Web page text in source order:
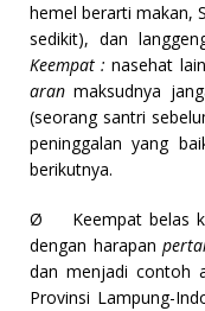
hemel berarti makan,
sedikit), dan
Keempat :nasehat
aran maksudnya
(seorang santri
peninggalan yang
berikutnya.
Ø
Keempat belas
dengan harapan
dan menjadi contoh
Provinsi Lampung-